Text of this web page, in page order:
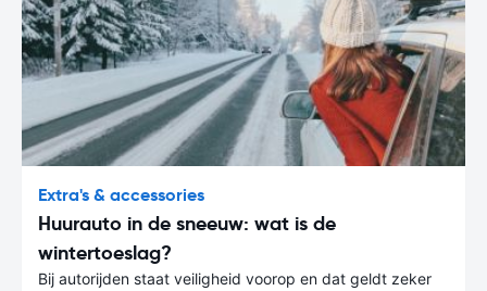
Extra's & accessories
Huurauto in de sneeuw: wat is de
wintertoeslag?
Bij autorijden staat veiligheid voorop en dat geldt zeker